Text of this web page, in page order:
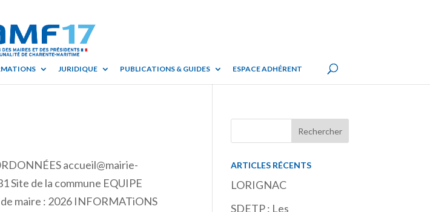
JURIDIQUE PUBLICATIONS & GUIDES ESPACE ADHÉRENT
accueil@mairie-
Site de la commune EQUIPE
maire : 2026 INFORMATiONS
ARTICLES RÉCENTS
LORIGNAC
SDETP : Les